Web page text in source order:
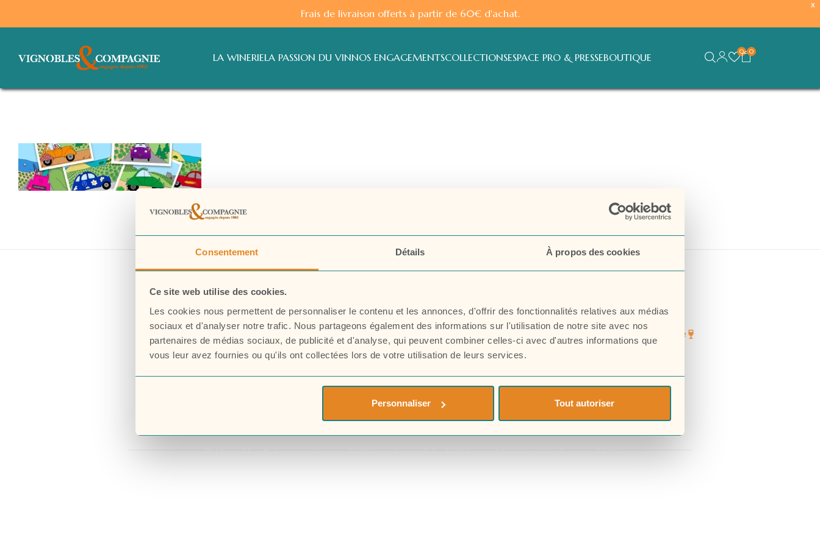
Consentement Détails À propos des cookies
Ce site web utilise des cookies.
Les cookies nous permettent de personnaliser le contenu et les annonces, d'offrir des fonctionnalités relatives aux médias
sociaux et d'analyser notre trafic. Nous partageons également des informations sur l'utilisation de notre site avec nos
partenaires de médias sociaux, de publicité et d'analyse, qui peuvent combiner celles-ci avec d'autres informations que
vous leur avez fournies ou qu'ils ont collectées lors de votre utilisation de leurs services.
Personnaliser Tout autoriser
X
Frais de livraison offerts à partir de 60€ d'achat.
LA WINERIELA PASSION DU VINNOS ENGAGEMENTSCOLLECTIONSESPACE PRO & PRESSEBOUTIQUE 0 0
Nos engagements
La Winerie depuis 1963
Contact
Boutique
© Vignobles & Compagnie Politique de confidentialité Mentions légales CGV